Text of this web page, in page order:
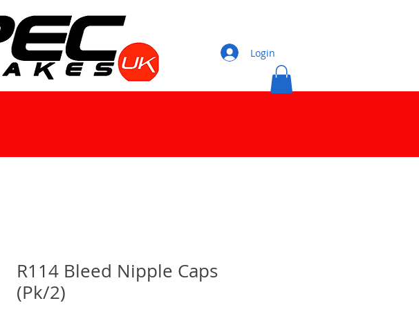
Login
R114 Bleed Nipple Caps
(Pk/2)